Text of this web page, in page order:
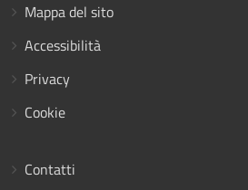
Mappa del sito
Accessibilità
Privacy
Cookie
Contatti